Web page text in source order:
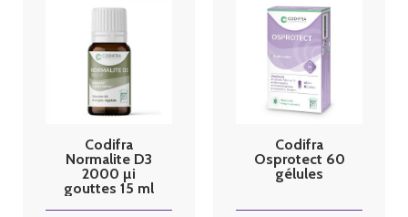
Codifra
Normalite D3
2000 µi
gouttes 15 ml
Codifra
Osprotect 60
gélules